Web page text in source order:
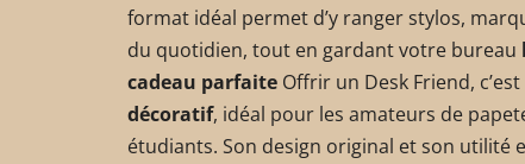
format idéal permet d’y ranger stylos,
du quotidien, tout en gardant votre bureau
cadeau parfaite Offrir un Desk Friend,
décoratif, idéal pour les amateurs de
étudiants. Son design original et son utilité